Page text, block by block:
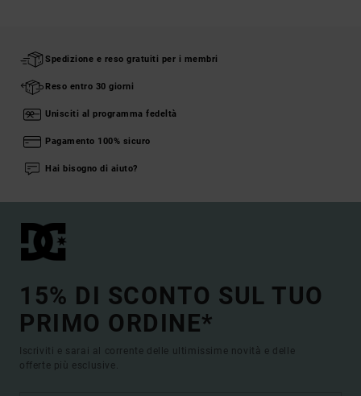
Spedizione e reso gratuiti per i membri
Reso entro 30 giorni
Unisciti al programma fedeltà
Pagamento 100% sicuro
Hai bisogno di aiuto?
15% DI SCONTO SUL TUO
PRIMO ORDINE*
Iscriviti e sarai al corrente delle ultimissime novità e delle
offerte più esclusive.